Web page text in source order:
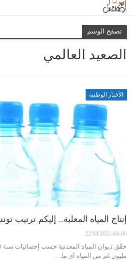
تصفح الوسم
الصعيد العالمي
الأخبار الوطنية
إنتاج المياه المعلبة.. إليكم ترتيب
2021-04-06 22:08
مليون لتر من المياه أي ما…